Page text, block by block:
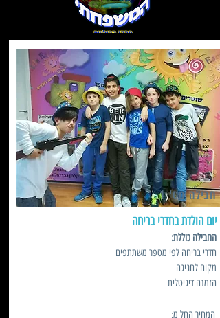
חבילה מס' 1
יום הולדת בחדרי בריחה
החבילה כוללת:
חדרי בריחה לפי מספר משתתפים
מקום לחגיגה
הזמנה דיגיטלית
המחיר החל מ: